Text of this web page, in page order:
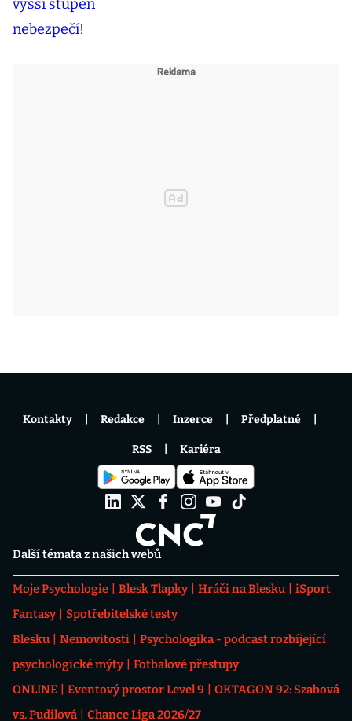
Další témata z našich webů
Moje Psychologie Blesk Tlapky Hráči na Blesku
iSport
Fantasy
Spotřebitelské testy
Blesku
Nemovitosti
Psychologika - podcast rozbíjející
psychologické mýty
Fotbalové přestupy
ONLINE
Eventový prostor Level 9
OKTAGON 92: Szabová
vs. Pudilová
Chance Liga 2026/27
Kontakty Redakce Inzerce Předplatné
RSS Kariéra